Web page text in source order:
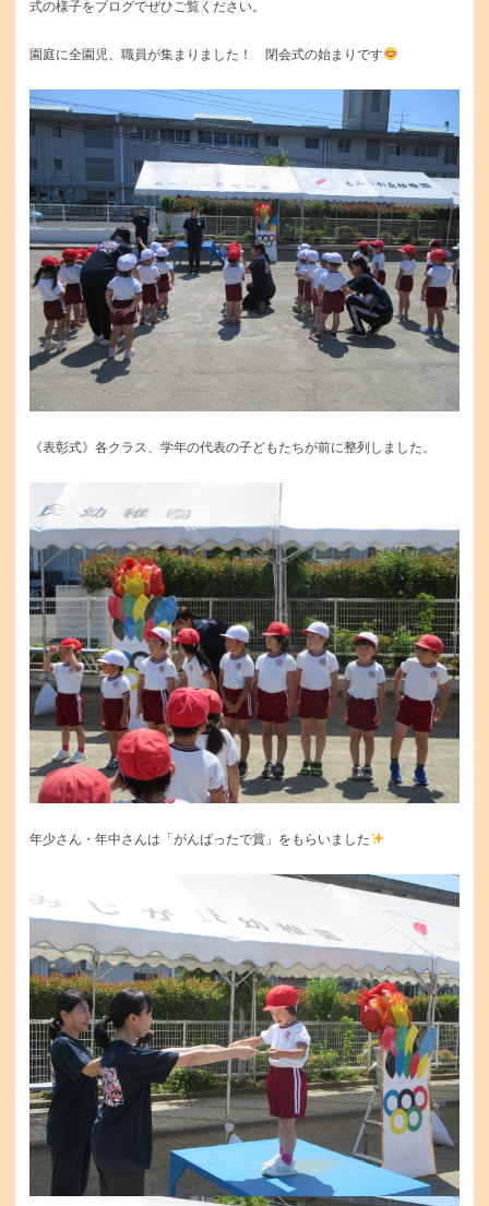
式の様子をブログでぜひご覧ください。
園庭に全園児、職員が集まりました！ 閉会式の始まりです
《表彰式》各クラス、学年の代表の子どもたちが前に整列しました。
年少さん・年中さんは「がんばったで賞」をもらいました